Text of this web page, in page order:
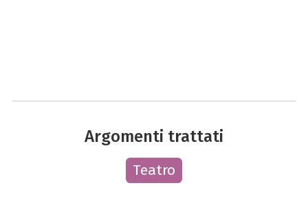
Argomenti trattati
Teatro